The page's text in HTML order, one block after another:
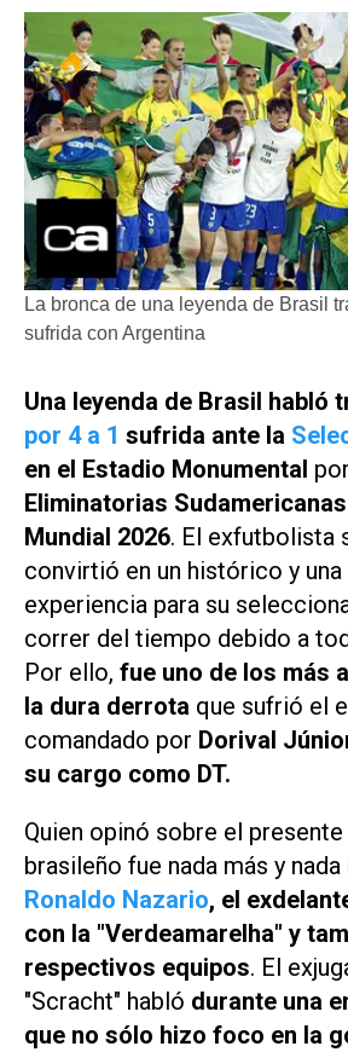
La bronca de una leyenda de Brasil
sufrida con Argentina
Una leyenda de Brasil habló
por 4 a 1 sufrida ante la
en el Estadio Monumental
Eliminatorias
Mundial 2026. El exfutbolista
convirtió en un histórico y
experiencia para su
correr del tiempo debido a
Por ello, fue uno de los más
la dura derrota que sufrió el
comandado por Dorival
su cargo como DT.
Quien opinó sobre el
brasileño fue nada más y
Ronaldo Nazario, el
con la "Verdeamarelha" y
respectivos equipos. El
"Scracht" habló durante una
que no sólo hizo foco en la